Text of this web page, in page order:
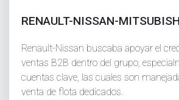
RENAULT-NISSAN-
Renault-Nissan buscaba apoyar el
ventas B2B dentro del grupo,
cuentas clave, las cuales son
venta de flota dedicados.